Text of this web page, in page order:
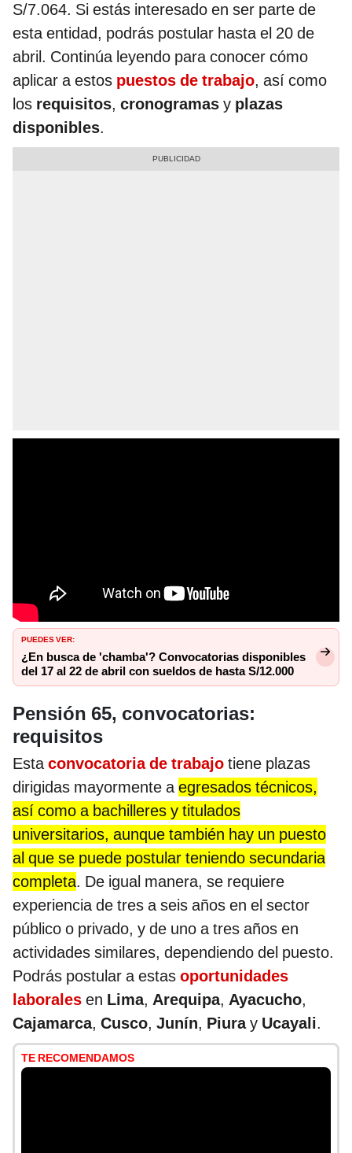
S/7.064. Si estás interesado en ser parte de
esta entidad, podrás postular hasta el 20 de
abril. Continúa leyendo para conocer cómo
aplicar a estos puestos de trabajo, así como
los requisitos, cronogramas y plazas
disponibles.
PUEDES VER:
¿En busca de 'chamba'? Convocatorias disponibles
del 17 al 22 de abril con sueldos de hasta S/12.000
Pensión 65, convocatorias:
requisitos
Estaconvocatoria de trabajo tiene plazas
dirigidas mayormente aegresados técnicos,
así como a bachilleres y titulados
universitarios, aunque también hay un puesto
al que se puede postular teniendo secundaria
completa. De igual manera, se requiere
experiencia de tres a seis años en el sector
público o privado, y de uno a tres años en
actividades similares, dependiendo del puesto.
Podrás postular a estas oportunidades
laborales en Lima, Arequipa, Ayacucho,
Cajamarca, Cusco, Junín, Piuray Ucayali.
TE RECOMENDAMOS